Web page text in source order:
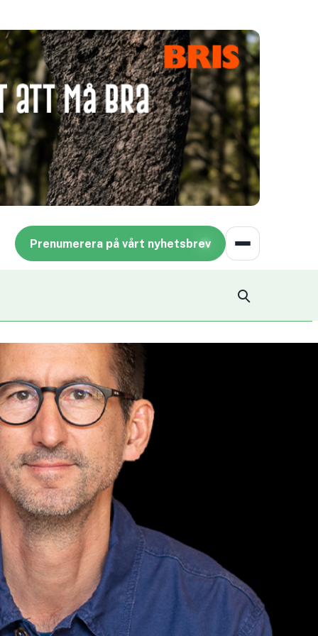
Prenumerera på vårt nyhetsbrev